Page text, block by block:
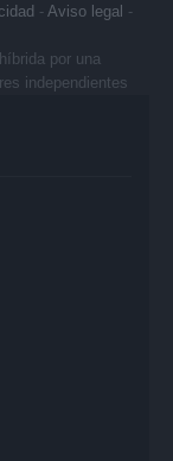
- Aviso legal -
por una
independientes